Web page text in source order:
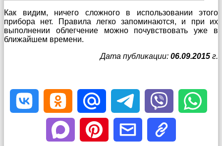
Как видим, ничего сложного в использовании этого
прибора нет. Правила легко запоминаются, и при их
выполнении облегчение можно почувствовать уже в
ближайшем времени.
Дата публикации: 06.09.2015 г.